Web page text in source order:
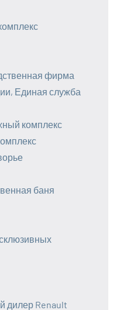
фирма
Единая служба
комплекс
баня
дилер Renault